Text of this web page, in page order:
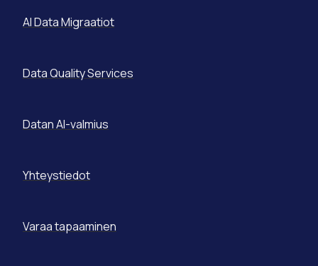
AI Data Migraatiot
Data Quality Services
Datan AI-valmius
Yhteystiedot
Varaa tapaaminen